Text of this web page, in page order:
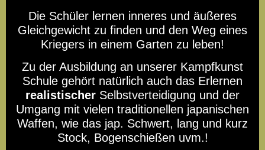
Videos - You Tube
Ninja -Shinobi
Oliver Koß Sensei
Ancient Warrior Technics
Die Schüler lernen inneres und äußeres
Gleichgewicht zu finden und den Weg eines
Kriegers in einem Garten zu leben!
Zu der Ausbildung an unserer Kampfkunst
Schule gehört natürlich auch das Erlernen
realistischer Selbstverteidigung und der
Umgang mit vielen traditionellen japanischen
Waffen, wie das jap. Schwert, lang und kurz
Stock, Bogenschießen uvm.!